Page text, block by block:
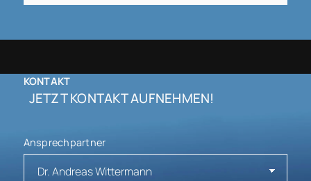
KONTAKT
JETZT KONTAKT AUFNEHMEN!
Ansprechpartner